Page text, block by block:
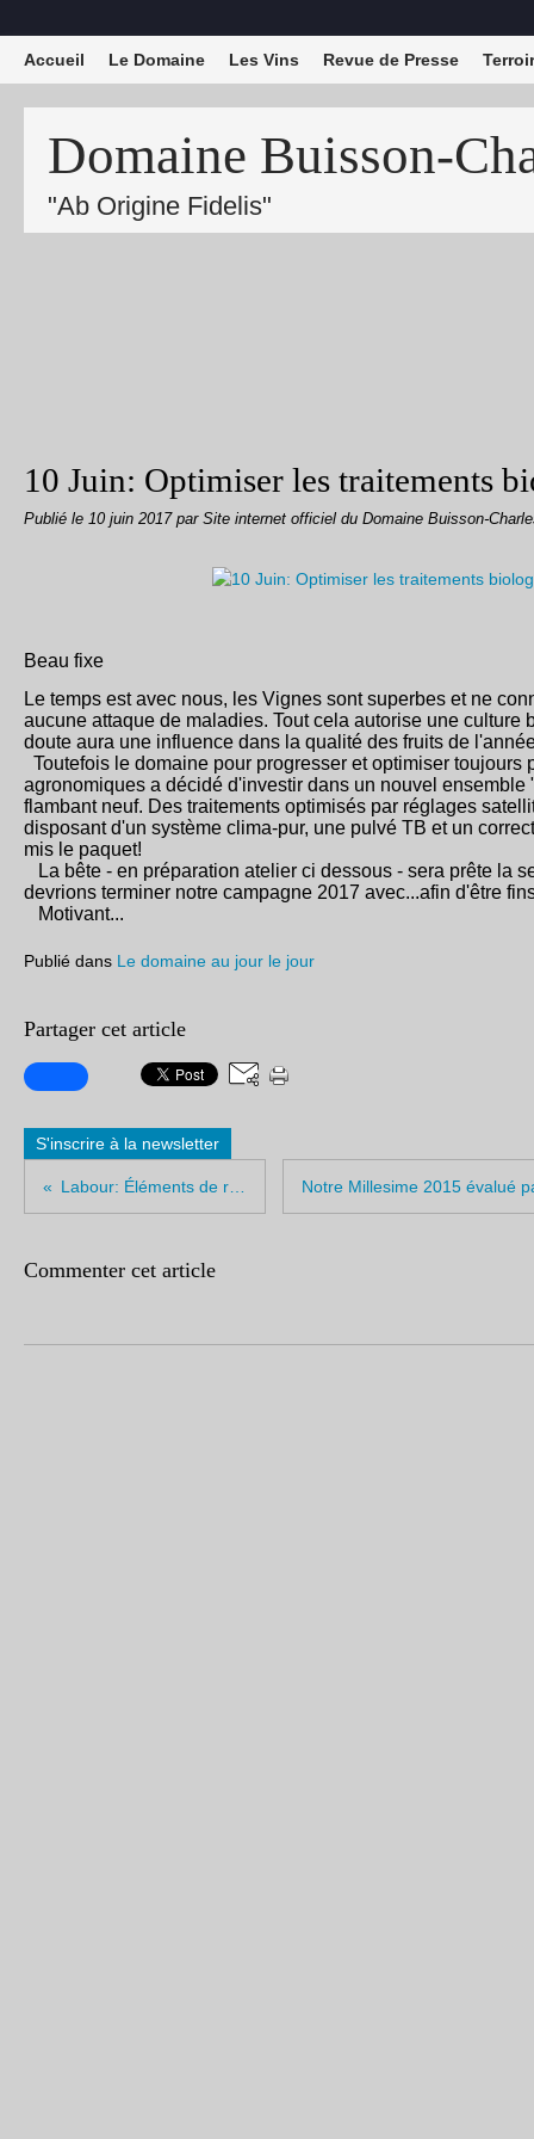
Domaine Buisson-
"Ab Origine Fidelis"
Accueil Le Domaine Les Vins Revue de Presse
10 Juin: Optimiser les traitements
Publié le 10 juin 2017 par Site internet officiel du Domaine Buisson-
Beau fixe
Le temps est avec nous, les Vignes sont superbes et ne
aucune attaque de maladies. Tout cela autorise une culture
doute aura une influence dans la qualité des fruits de
Toutefois le domaine pour progresser et optimiser toujours
agronomiques a décidé d'investir dans un nouvel
flambant neuf. Des traitements optimisés par réglages
disposant d'un système clima-pur, une pulvé TB et un
mis le paquet!
La bête - en préparation atelier ci dessous - sera prête la
devrions terminer notre campagne 2017 avec...afin d'être
Motivant...
Publié dans Le domaine au jour le jour
Partager cet article
S'inscrire à la newsletter
Commenter cet article